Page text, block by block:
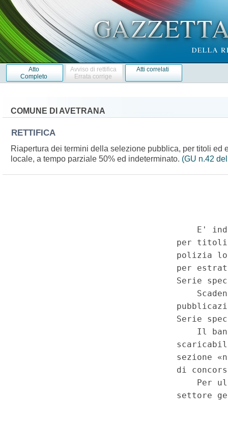
Atto
Completo
Avviso di rettifica
Errata corrige
Atti correlati
COMUNE DI AVETRANA
RETTIFICA
Riapertura dei termini della selezione pubblica, per titoli
locale, a tempo parziale 50% ed indeterminato. (GU n.42